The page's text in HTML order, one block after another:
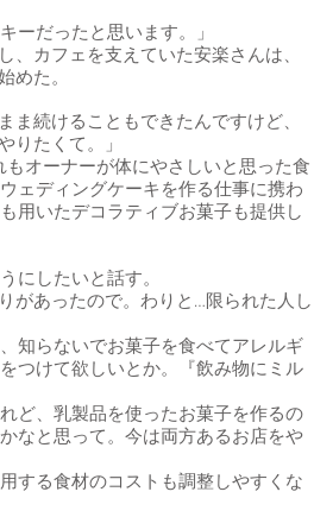
ーだったと思います。」
カフェを支えていた安楽さんは、
めた。
ま続けることもできたんですけど、
りたくて。」
オーナーが体にやさしいと思った食
ェディングケーキを作る仕事に携わ
用いたデコラティブお菓子も提供し
にしたいと話す。
があったので。わりと…限られた人し
知らないでお菓子を食べてアレルギ
つけて欲しいとか。『飲み物にミル
ど、乳製品を使ったお菓子を作るの
なと思って。今は両方あるお店をや
する食材のコストも調整しやすくな